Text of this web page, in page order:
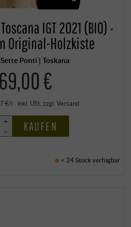
IGT 2021 (BIO) ·
Original-Holzkiste
Ponti | Toskana
€
€/l · inkl. USt, zzgl. Versand
+
–
KAUFEN
< 24 Stückverfügbar